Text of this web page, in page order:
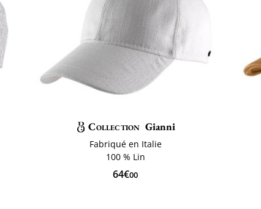
Collection Gianni
Fabriqué en Italie
100 % Lin
64€00